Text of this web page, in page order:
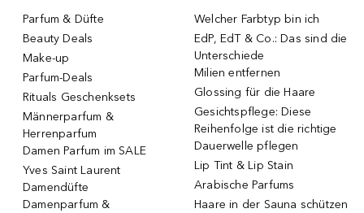
Parfum & Düfte
Beauty Deals
Make-up
Parfum-Deals
Rituals Geschenksets
Männerparfum &
Herrenparfum
Damen Parfum im SALE
Yves Saint Laurent
Damendüfte
Damenparfum &
Welcher Farbtyp bin ich
EdP, EdT & Co.: Das sind die
Unterschiede
Milien entfernen
Glossing für die Haare
Gesichtspflege: Diese
Reihenfolge ist die richtige
Dauerwelle pflegen
Lip Tint & Lip Stain
Arabische Parfums
Haare in der Sauna schützen